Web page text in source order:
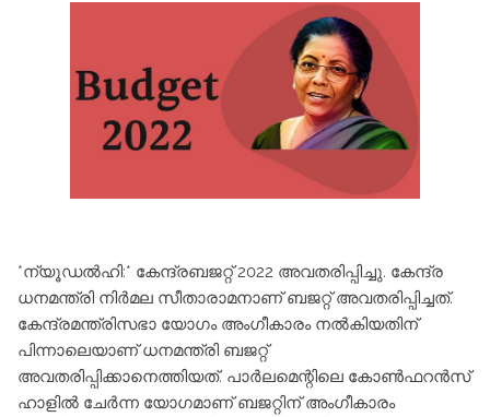
*ന്യൂഡൽഹി:* കേന്ദ്രബജറ്റ് 2022 അവതരിപ്പിച്ചു. കേന്ദ്ര
ധനമന്ത്രി നിര്‍മല സീതാരാമനാണ് ബജറ്റ് അവതരിപ്പിച്ചത്‌.
കേന്ദ്രമന്ത്രിസഭാ യോഗം അം​ഗീകാരം നല്‍കിയതിന്
പിന്നാലെയാണ് ധനമന്ത്രി ബജറ്റ്
അവതരിപ്പിക്കാനെത്തിയത്. പാ‍‍ര്‍ലമെന്റിലെ കോണ്‍ഫറന്‍സ്
ഹാളില്‍ ചേര്‍ന്ന യോ​ഗമാണ് ബജറ്റിന് അം​ഗീകാരം